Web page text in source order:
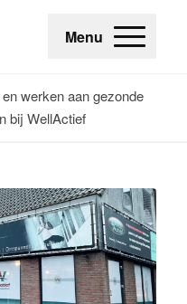
Menu
werken aan gezonde
bij WellActief